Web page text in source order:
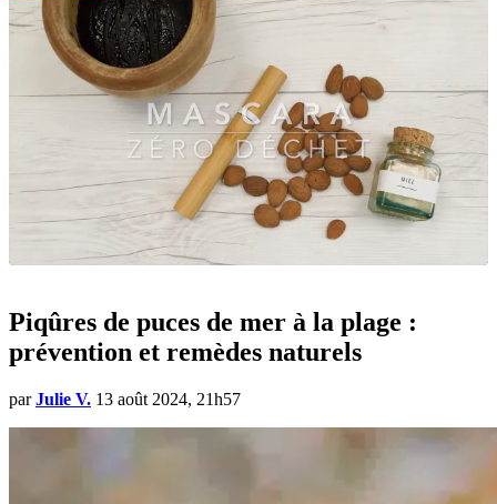
Piqûres de puces de mer à la plage :
prévention et remèdes naturels
par Julie V. 13 août 2024, 21h57